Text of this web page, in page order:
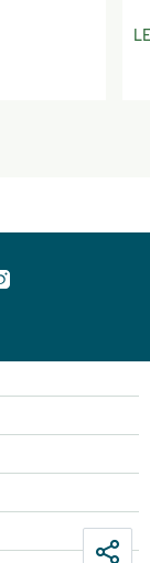
Instagram